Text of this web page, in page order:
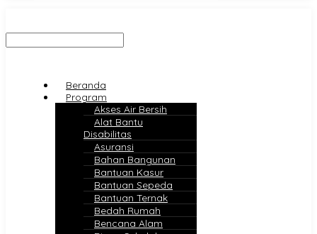
Beranda
Program
Akses Air Bersih
Alat Bantu
Disabilitas
Asuransi
Bahan Bangunan
Bantuan Kasur
Bantuan Sepeda
Bantuan Ternak
Bedah Rumah
Bencana Alam